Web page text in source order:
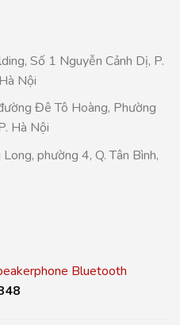
Số 1 Nguyễn Cảnh Dị, P.
Nội
Đê Tô Hoàng, Phường
Hà Nội
phường 4, Q. Tân Bình,
Bluetooth